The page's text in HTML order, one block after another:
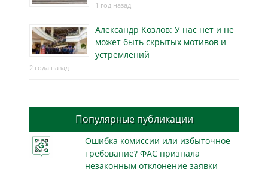
1 год назад
Александр Козлов: У нас нет и не
может быть скрытых мотивов и
устремлений
2 года назад
Популярные публикации
Ошибка комиссии или избыточное
требование? ФАС признала
незаконным отклонение заявки